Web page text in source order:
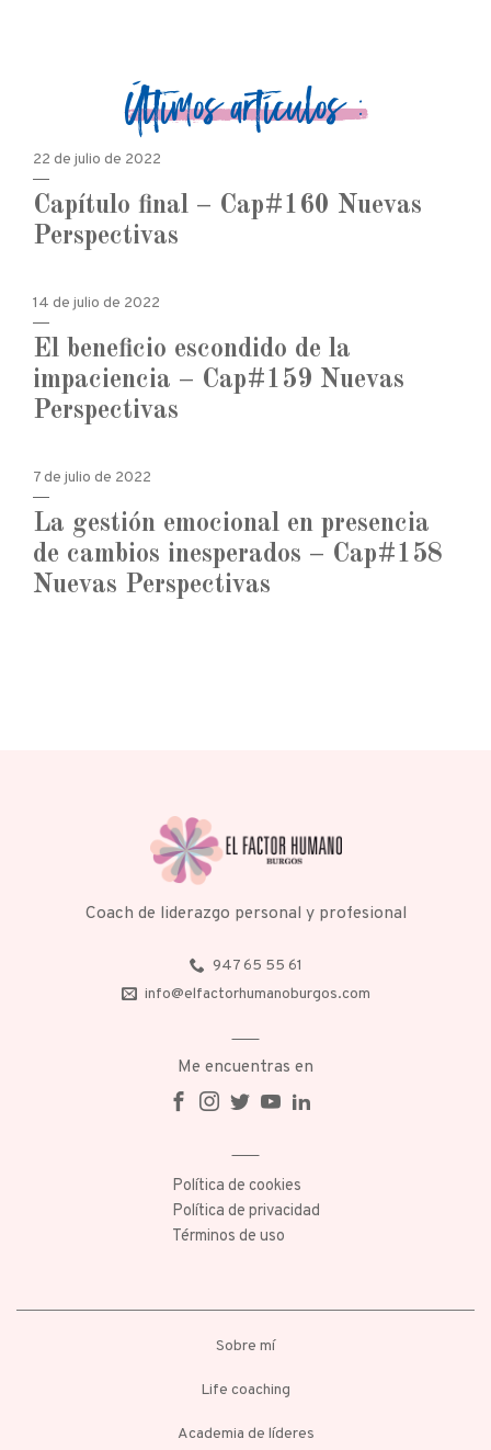
Últimos artículos :
22 de julio de 2022
Capítulo final – Cap#160 Nuevas
Perspectivas
14 de julio de 2022
El beneficio escondido de la
impaciencia – Cap#159 Nuevas
Perspectivas
7 de julio de 2022
La gestión emocional en presencia
de cambios inesperados – Cap#158
Nuevas Perspectivas
Coach de liderazgo personal y profesional
947 65 55 61
info@elfactorhumanoburgos.com
Me encuentras en
Política de cookies
Política de privacidad
Términos de uso
Sobre mí
Life coaching
Academia de líderes